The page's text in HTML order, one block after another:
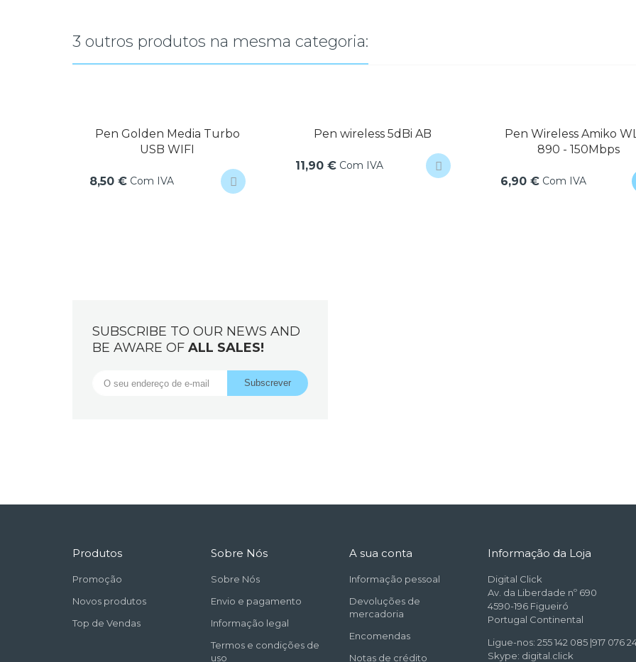
3 outros produtos na mesma categoria:
Pen Golden Media Turbo
USB WIFI
8,50 € Com IVA
Pen wireless 5dBi AB
11,90 €Com IVA
Pen Wireless Amiko
890 - 150Mbps
6,90 € Com IVA
SUBSCRIBE TO OUR NEWS AND
BE AWARE OF ALL SALES!
Produtos
Promoção
Novos produtos
Top de Vendas
Sobre Nós
Sobre Nós
Envio e pagamento
Informação legal
Termos e condições de
uso
A sua conta
Informação pessoal
Devoluções de
mercadoria
Encomendas
Notas de crédito
Informação da Loja
Digital Click
Av. da Liberdade nº 690
4590-196 Figueiró
Portugal Continental
Ligue-nos: 255 142 085 |917 076
Skype: digital.click